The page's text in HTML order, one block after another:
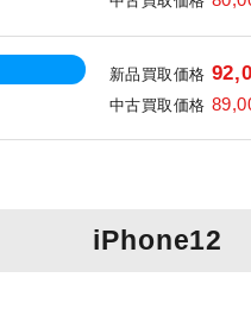
新品買取価格
中古買取価格
iPhone12